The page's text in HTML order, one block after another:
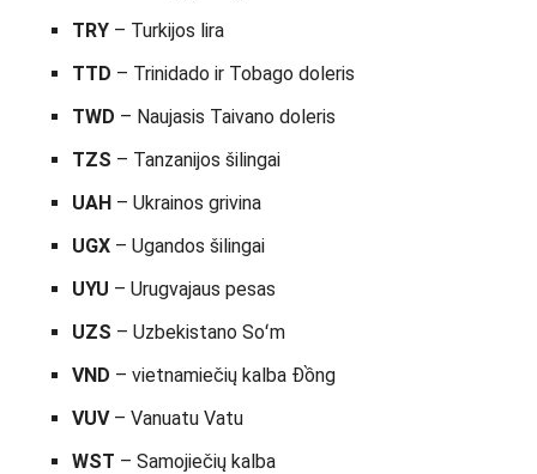
TRY – Turkijos lira
TTD – Trinidado ir Tobago doleris
TWD – Naujasis Taivano doleris
TZS – Tanzanijos šilingai
UAH – Ukrainos grivina
UGX – Ugandos šilingai
UYU – Urugvajaus pesas
UZS – Uzbekistano Soʻm
VND – vietnamiečių kalba Đồng
VUV– Vanuatu Vatu
WST – Samojiečių kalba